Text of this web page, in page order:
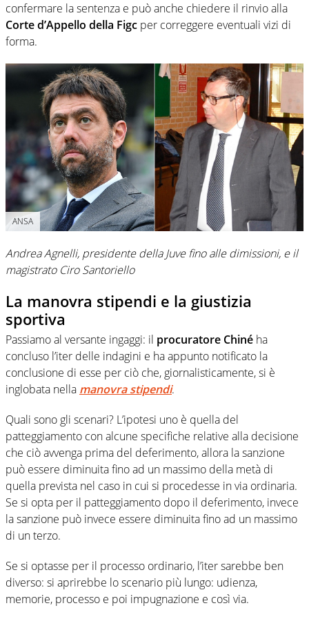
confermare la sentenza e può anche chiedere il rinvio alla
Corte d’Appello della Figc per correggere eventuali vizi di
forma.
ANSA
Andrea Agnelli, presidente della Juve fino alle dimissioni, e il
magistrato Ciro Santoriello
La manovra stipendi e la giustizia
sportiva
Passiamo al versante ingaggi: il procuratore Chiné ha
concluso l’iter delle indagini e ha appunto notificato la
conclusione di esse per ciò che, giornalisticamente, si è
inglobata nella manovra stipendi.
Quali sono gli scenari? L’ipotesi uno è quella del
patteggiamento con alcune specifiche relative alla decisione
che ciò avvenga prima del deferimento, allora la sanzione
può essere diminuita fino ad un massimo della metà di
quella prevista nel caso in cui si procedesse in via ordinaria.
Se si opta per il patteggiamento dopo il deferimento, invece
la sanzione può invece essere diminuita fino ad un massimo
di un terzo.
Se si optasse per il processo ordinario, l’iter sarebbe ben
diverso: si aprirebbe lo scenario più lungo: udienza,
memorie, processo e poi impugnazione e così via.